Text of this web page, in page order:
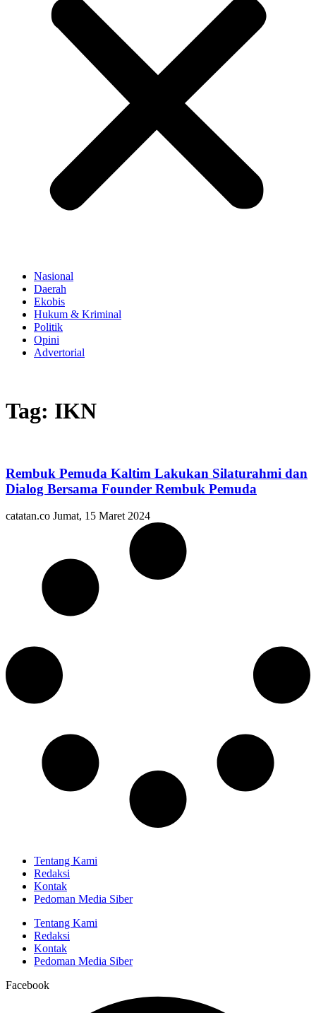
Nasional
Daerah
Ekobis
Hukum & Kriminal
Politik
Opini
Advertorial
Tag: IKN
Rembuk Pemuda Kaltim Lakukan Silaturahmi dan
Dialog Bersama Founder Rembuk Pemuda
catatan.co Jumat, 15 Maret 2024
Tentang Kami
Redaksi
Kontak
Pedoman Media Siber
Tentang Kami
Redaksi
Kontak
Pedoman Media Siber
Facebook